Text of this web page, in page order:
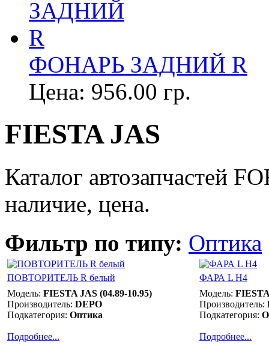
ФОНАРЬ ЗАДНИЙ R
Цена: 956.00 гр.
FIESTA JAS
Каталог автозапчастей
наличие, цена.
Фильтр по типу: Оптика
ПОВТОРИТЕЛЬ R белый
ФАРА L Н4
Модель: FIESTA JAS (04.89-10.95)
Производитель: DEPO
Подкатегория: Оптика
Подробнее...
Модель:
Производитель:
Подкатегория:
Подробнее...